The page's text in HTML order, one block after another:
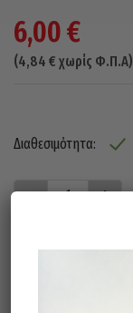
6,00€
(4,84 € χωρίς Φ.Π.Α)
Διαθεσιμότητα: